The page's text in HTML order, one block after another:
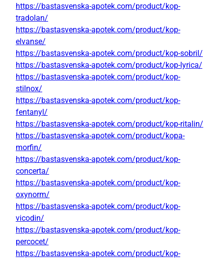
https://bastasvenska-apotek.com/product/kop-
tradolan/
https://bastasvenska-apotek.com/product/kop-
elvanse/
https://bastasvenska-apotek.com/product/kop-sobril/
https://bastasvenska-apotek.com/product/kop-lyrica/
https://bastasvenska-apotek.com/product/kop-
stilnox/
https://bastasvenska-apotek.com/product/kop-
fentanyl/
https://bastasvenska-apotek.com/product/kop-ritalin/
https://bastasvenska-apotek.com/product/kopa-
morfin/
https://bastasvenska-apotek.com/product/kop-
concerta/
https://bastasvenska-apotek.com/product/kop-
oxynorm/
https://bastasvenska-apotek.com/product/kop-
vicodin/
https://bastasvenska-apotek.com/product/kop-
percocet/
https://bastasvenska-apotek.com/product/kop-